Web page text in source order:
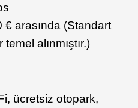
€ arasında (Standart
alınmıştır.)
ücretsiz otopark,